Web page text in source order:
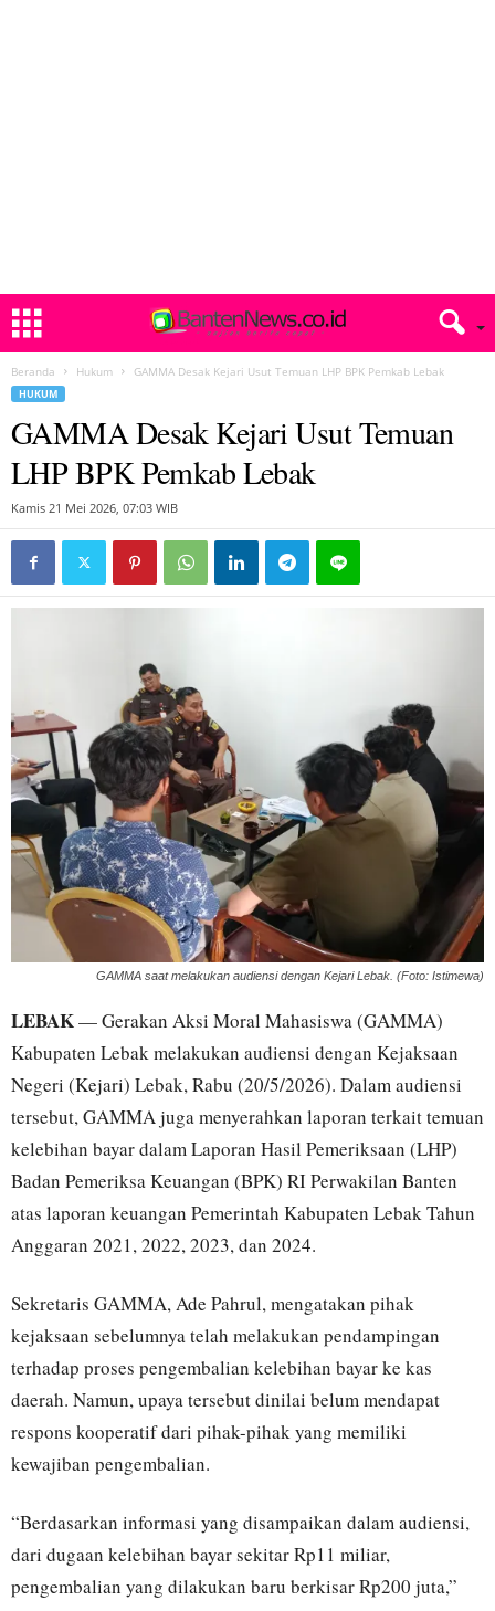
Beranda Hukum GAMMA Desak Kejari Usut Temuan LHP BPK Pemkab Lebak
HUKUM
GAMMA Desak Kejari Usut Temuan
LHP BPK Pemkab Lebak
Kamis 21 Mei 2026, 07:03 WIB
GAMMA saat melakukan audiensi dengan Kejari Lebak. (Foto: Istimewa)
LEBAK— Gerakan Aksi Moral Mahasiswa (GAMMA)
Kabupaten Lebak melakukan audiensi dengan Kejaksaan
Negeri (Kejari) Lebak, Rabu (20/5/2026). Dalam audiensi
tersebut, GAMMA juga menyerahkan laporan terkait temuan
kelebihan bayar dalam Laporan Hasil Pemeriksaan (LHP)
Badan Pemeriksa Keuangan (BPK) RI Perwakilan Banten
atas laporan keuangan Pemerintah Kabupaten Lebak Tahun
Anggaran 2021, 2022, 2023, dan 2024.
Sekretaris GAMMA, Ade Pahrul, mengatakan pihak
kejaksaan sebelumnya telah melakukan pendampingan
terhadap proses pengembalian kelebihan bayar ke kas
daerah. Namun, upaya tersebut dinilai belum mendapat
respons kooperatif dari pihak-pihak yang memiliki
kewajiban pengembalian.
“Berdasarkan informasi yang disampaikan dalam audiensi,
dari dugaan kelebihan bayar sekitar Rp11 miliar,
pengembalian yang dilakukan baru berkisar Rp200 juta,”